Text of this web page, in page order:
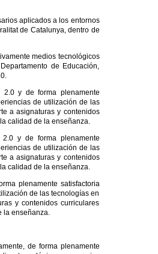
aplicados a los entornos
de Catalunya, dentro de
medios tecnológicos
de Educación,
y de forma plenamente
de utilización de las
a asignaturas y contenidos
calidad de la enseñanza.
y de forma plenamente
de utilización de las
a asignaturas y contenidos
calidad de la enseñanza.
plenamente satisfactoria
de las tecnologías en
y contenidos curriculares
la enseñanza.
de forma plenamente